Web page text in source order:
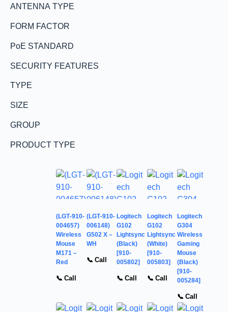
ANTENNA TYPE
FORM FACTOR
PoE STANDARD
SECURITY FEATURES
TYPE
SIZE
GROUP
PRODUCT TYPE
(LGT-910-
004657)
Wireless
Mouse
M171 –
Red
📞 Call
(LGT-910-
006148)
G502 X –
WH
📞 Call
Logitech
G102
Lightsync
(Black)
[910-
005802]
📞 Call
Logitech
G102
Lightsync
(White)
[910-
005803]
📞 Call
Logitech
G304
Wireless
Gaming
Mouse
(Black)
[910-
005284]
📞 Call